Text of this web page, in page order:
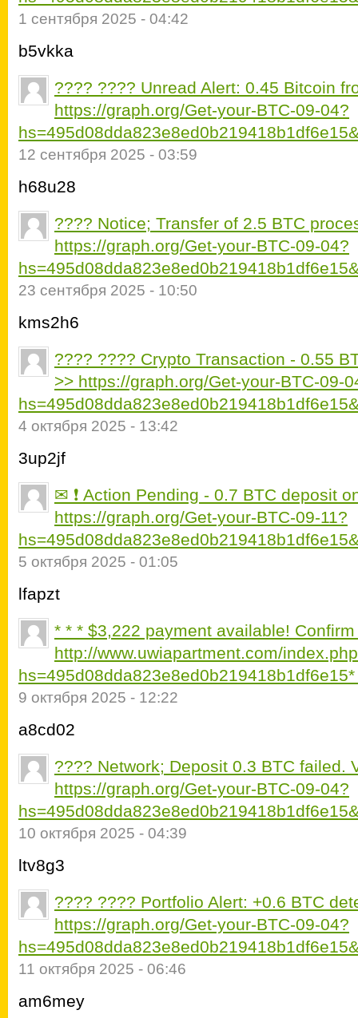
1 сентября 2025 - 04:42
b5vkka
???? ???? Unread Alert: 0.45 Bitcoin
https://graph.org/Get-your-BTC-09-04?
12 сентября 2025 - 03:59
h68u28
???? Notice; Transfer of 2.5 BTC
https://graph.org/Get-your-BTC-09-04?
23 сентября 2025 - 10:50
kms2h6
???? ???? Crypto Transaction - 0.55
>> https://graph.org/Get-your-BTC-09-
4 октября 2025 - 13:42
3up2jf
✉ ❗ Action Pending - 0.7 BTC deposit
https://graph.org/Get-your-BTC-09-11?
5 октября 2025 - 01:05
lfapzt
* * * $3,222 payment available!
http://www.uwiapartment.com/
hs=495d08dda823e8ed0b219418b1df6e15*
9 октября 2025 - 12:22
a8cd02
???? Network; Deposit 0.3 BTC failed.
https://graph.org/Get-your-BTC-09-04?
10 октября 2025 - 04:39
ltv8g3
???? ???? Portfolio Alert: +0.6 BTC
https://graph.org/Get-your-BTC-09-04?
11 октября 2025 - 06:46
am6mey